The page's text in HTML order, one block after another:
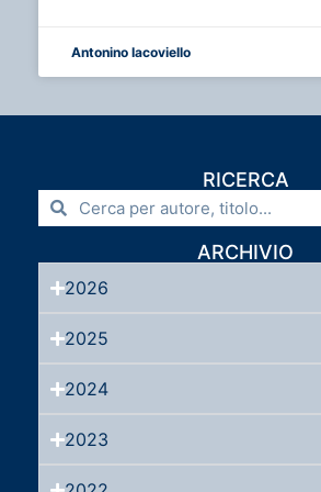
Antonino Iacoviello
RICERCA
ARCHIVIO
2026
2025
2024
2023